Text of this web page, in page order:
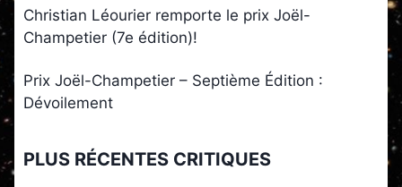
Christian Léourier remporte le prix Joël-
Champetier (7e édition)!
Prix Joël-Champetier – Septième Édition :
Dévoilement
PLUS RÉCENTES CRITIQUES